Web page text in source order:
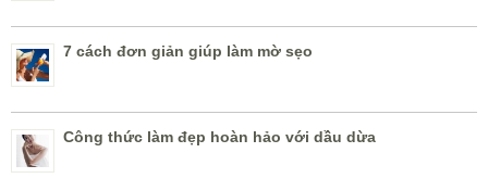
7 cách đơn giản giúp làm mờ sẹo
Công thức làm đẹp hoàn hảo với dầu dừa